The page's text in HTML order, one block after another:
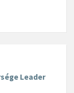
Leader